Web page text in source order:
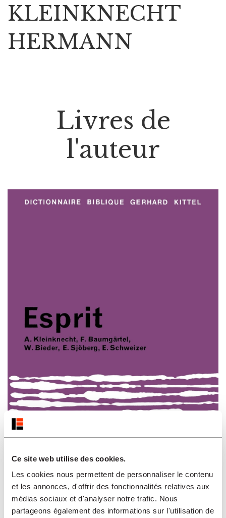
Ce site web utilise des cookies.
Les cookies nous permettent de personnaliser le contenu
et les annonces, d'offrir des fonctionnalités relatives aux
médias sociaux et d'analyser notre trafic. Nous
partageons également des informations sur l'utilisation de
KLEINKNECHT
HERMANN
Livres de
l'auteur
Bible
28.00CHF